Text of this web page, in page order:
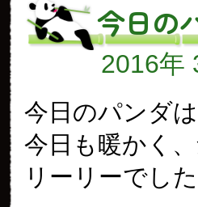
今日の
2016年
今日のパンダ
今日も暖かく
リーリーでした